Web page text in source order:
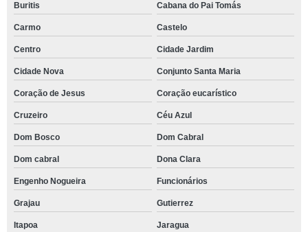
Buritis Cabana do Pai Tomás
Carmo Castelo
Centro Cidade Jardim
Cidade Nova Conjunto Santa Maria
Coração de Jesus Coração eucarístico
Cruzeiro Céu Azul
Dom Bosco Dom Cabral
Dom cabral Dona Clara
Engenho Nogueira Funcionários
Grajau Gutierrez
Itapoa Jaragua